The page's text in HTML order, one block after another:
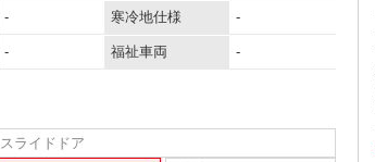
- 寒冷地仕様 -
- 福祉車両 -
スライドドア